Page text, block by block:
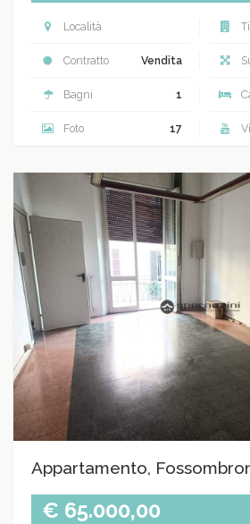
Località
Contratto Vendita
Bagni 1
Foto 17
Appartamento,
€ 65.000,00